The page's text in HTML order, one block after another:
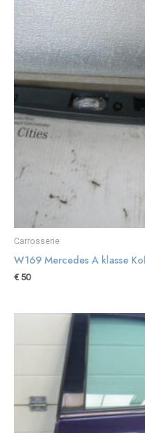
Carrosserie
W169 Mercedes A klasse
€50